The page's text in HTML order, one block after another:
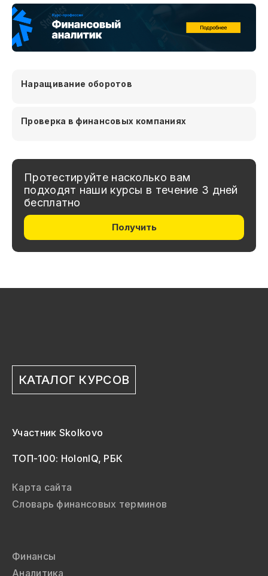
Наращивание оборотов
Проверка в финансовых компаниях
Протестируйте насколько вам
подходят наши курсы в течение 3 дней
бесплатно
Получить
КАТАЛОГ КУРСОВ
Участник Skolkovo
ТОП-100: HolonIQ, РБК
Карта сайта
Словарь финансовых терминов
Финансы
Аналитика